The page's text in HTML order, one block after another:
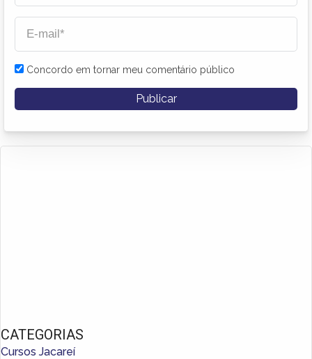
Concordo em tornar meu comentário público
CATEGORIAS
Cursos Jacareí